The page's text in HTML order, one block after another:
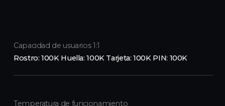
Capacidad de usuarios 1:1
Rostro: 100K Huella: 100K Tarjeta: 100K PIN: 100K
Temperatura de funcionamiento